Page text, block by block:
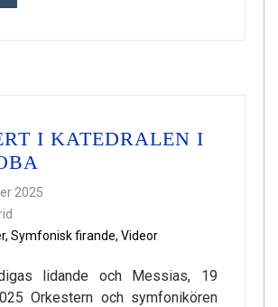
I KATEDRALEN I
2025
, Symfonisk firande, Videor
lidande och Messias, 19
Orkestern och symfonikören